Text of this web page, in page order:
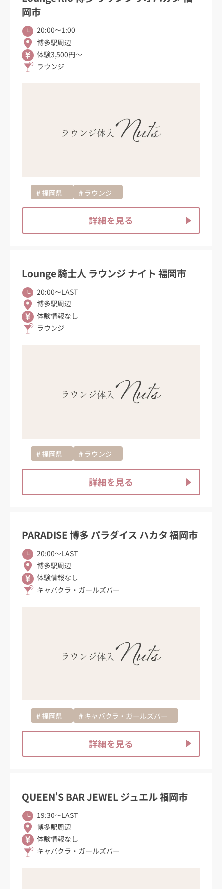
岡市
20:00〜1:00
博多駅周辺
体験3,500円～
ラウンジ
福岡県 ラウンジ
詳細を見る
Lounge 騎士人 ラウンジ ナイト 福岡市
20:00〜LAST
博多駅周辺
体験情報なし
ラウンジ
福岡県 ラウンジ
詳細を見る
PARADISE 博多 パラダイス ハカタ 福岡市
20:00〜LAST
博多駅周辺
体験情報なし
キャバクラ・ガールズバー
福岡県 キャバクラ・ガールズバー
詳細を見る
QUEEN’S BAR JEWEL ジュエル 福岡市
19:30〜LAST
博多駅周辺
体験情報なし
キャバクラ・ガールズバー